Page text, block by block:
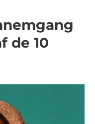
de 10